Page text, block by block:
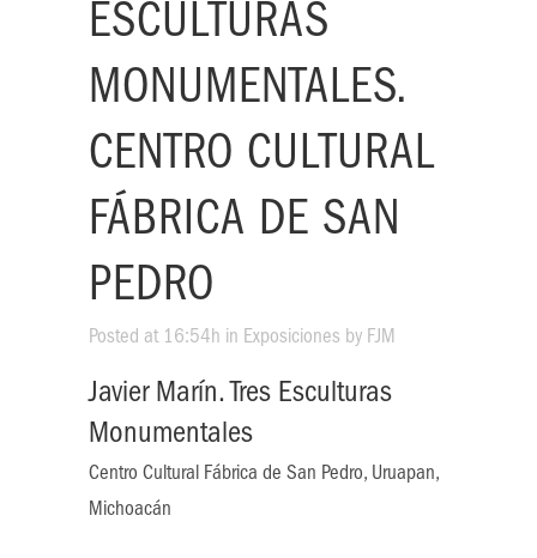
ESCULTURAS
MONUMENTALES.
CENTRO CULTURAL
FÁBRICA DE SAN
PEDRO
Posted at 16:54h in Exposiciones by FJM
Javier Marín. Tres Esculturas
Monumentales
Centro Cultural Fábrica de San Pedro, Uruapan,
Michoacán